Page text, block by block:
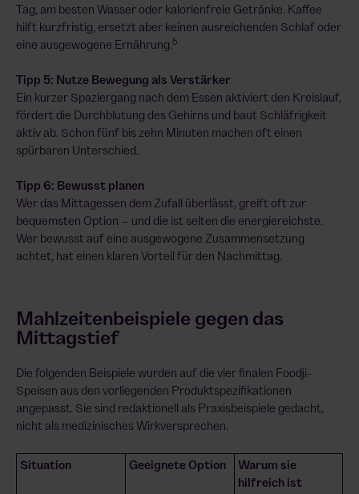
Tag, am besten Wasser oder kalorienfreie Getränke. Kaffee
hilft kurzfristig, ersetzt aber keinen ausreichenden Schlaf oder
eine ausgewogene Ernährung.5
Tipp 5: Nutze Bewegung als Verstärker
Ein kurzer Spaziergang nach dem Essen aktiviert den Kreislauf,
fördert die Durchblutung des Gehirns und baut Schläfrigkeit
aktiv ab. Schon fünf bis zehn Minuten machen oft einen
spürbaren Unterschied.
Tipp 6: Bewusst planen
Wer das Mittagessen dem Zufall überlässt, greift oft zur
bequemsten Option – und die ist selten die energiereichste.
Wer bewusst auf eine ausgewogene Zusammensetzung
achtet, hat einen klaren Vorteil für den Nachmittag.
Mahlzeitenbeispiele gegen das
Mittagstief
Die folgenden Beispiele wurden auf die vier finalen Foodji-
Speisen aus den vorliegenden Produktspezifikationen
angepasst. Sie sind redaktionell als Praxisbeispiele gedacht,
nicht als medizinisches Wirkversprechen.
Situation Geeignete Option
Warum sie
hilfreich ist